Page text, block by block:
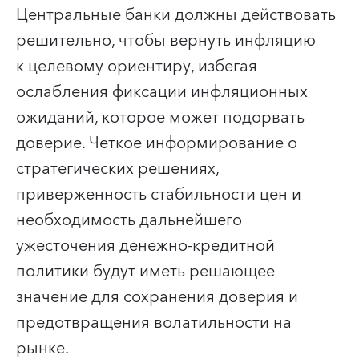
Центральные банки должны действовать
решительно, чтобы вернуть инфляцию
к целевому ориентиру, избегая
ослабления фиксации инфляционных
ожиданий, которое может подорвать
доверие. Четкое информирование о
стратегических решениях,
приверженность стабильности цен и
необходимость дальнейшего
ужесточения денежно-кредитной
политики будут иметь решающее
значение для сохранения доверия и
предотвращения волатильности на
рынке.